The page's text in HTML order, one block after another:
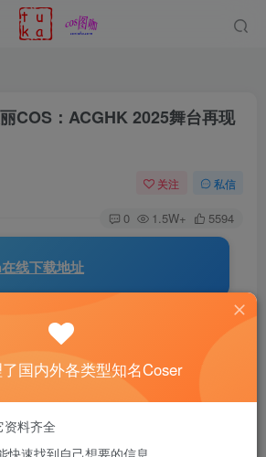
COS：ACGHK 2025舞台再现
关注 私信
0 1.5W+ 5594
线下载地址
等Tohtoh再次用她令人惊叹的还原度，
心中的白月光，冷静、神秘又让人难
宝石般的眼眸时，仿佛原作中的绫波
国内外各类型知名Coser
资料齐全
快速找到自己想要的信息